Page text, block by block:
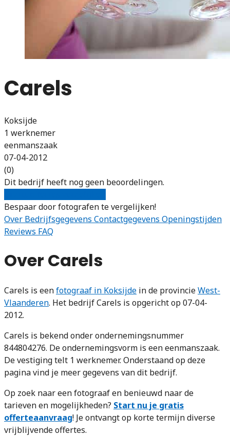
Carels
Koksijde
1 werknemer
eenmanszaak
07-04-2012
(0)
Dit bedrijf heeft nog geen beoordelingen.
Bespaar door fotografen te vergelijken!
Over Bedrijfsgegevens Contactgegevens Openingstijden
Reviews FAQ
Over Carels
Carels is eenfotograaf in Koksijde in de provincieWest-
Vlaanderen. Het bedrijf Carels is opgericht op 07-04-
2012.
Carels is bekend onder ondernemingsnummer
844804276. De ondernemingsvorm is een eenmanszaak.
De vestiging telt 1 werknemer. Onderstaand op deze
pagina vind je meer gegevens van dit bedrijf.
Op zoek naar een fotograaf en benieuwd naar de
tarieven en mogelijkheden? Start nu je gratis
offerteaanvraag! Je ontvangt op korte termijn diverse
vrijblijvende offertes.